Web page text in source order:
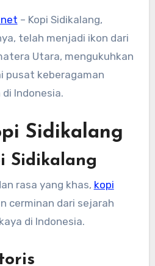
– Kopi Sidikalang,
telah menjadi ikon dari
Utara, mengukuhkan
pusat keberagaman
Indonesia.
Sidikalang
Sidikalang
rasa yang khas, kopi
cerminan dari sejarah
di Indonesia.